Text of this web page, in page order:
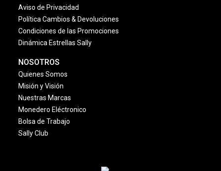
Aviso de Privacidad
Política Cambios & Devoluciones
Condiciones de las Promociones
Dinámica Estrellas Sally
NOSOTROS
Quienes Somos
Misión y Visión
Nuestras Marcas
Monedero Eléctronico
Bolsa de Trabajo
Sally Club